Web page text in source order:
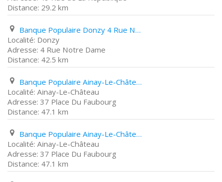
29.2 km
Banque Populaire Donzy 4 Rue Notre Dame
Donzy
4 Rue Notre Dame
42.5 km
Banque Populaire Ainay-Le-Château 37 Place Du Faubourg
Ainay-Le-Château
37 Place Du Faubourg
47.1 km
Banque Populaire Ainay-Le-Château 37 Place Du Faubourg
Ainay-Le-Château
37 Place Du Faubourg
47.1 km